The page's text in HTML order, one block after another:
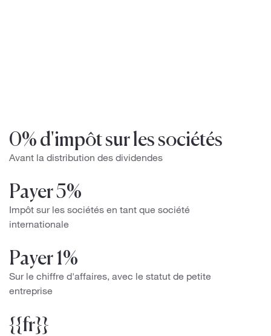
0% d'impôt sur les sociétés
Avant la distribution des dividendes
Payer 5%
Impôt sur les sociétés en tant que société
internationale
Payer 1%
Sur le chiffre d'affaires, avec le statut de petite
entreprise
{{fr}}